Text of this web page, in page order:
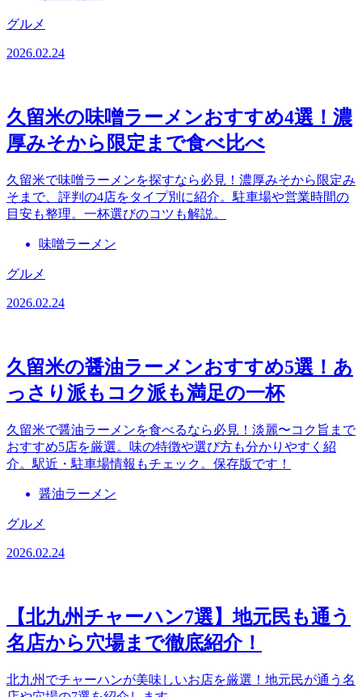
グルメ
2026.02.24
久留米の味噌ラーメンおすすめ4選！濃
厚みそから限定まで食べ比べ
久留米で味噌ラーメンを探すなら必見！濃厚みそから限定み
そまで、評判の4店をタイプ別に紹介。駐車場や営業時間の
目安も整理。一杯選びのコツも解説。
味噌ラーメン
グルメ
2026.02.24
久留米の醤油ラーメンおすすめ5選！あ
っさり派もコク派も満足の一杯
久留米で醤油ラーメンを食べるなら必見！淡麗〜コク旨まで
おすすめ5店を厳選。味の特徴や選び方も分かりやすく紹
介。駅近・駐車場情報もチェック。保存版です！
醤油ラーメン
グルメ
2026.02.24
【北九州チャーハン7選】地元民も通う
名店から穴場まで徹底紹介！
北九州でチャーハンが美味しいお店を厳選！地元民が通う名